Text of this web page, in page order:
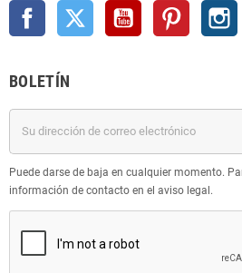
Facebook Twitter YouTube Pinterest
BOLETÍN
Puede darse de baja en cualquier momento.
información de contacto en el aviso legal.